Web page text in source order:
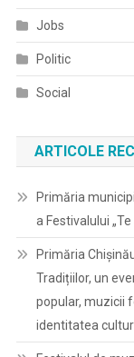
Jobs
Politic
Social
ARTICOLE
Primăria
a Festivalului
Primăria
Tradițiilor, un
popular, muzicii
identitatea